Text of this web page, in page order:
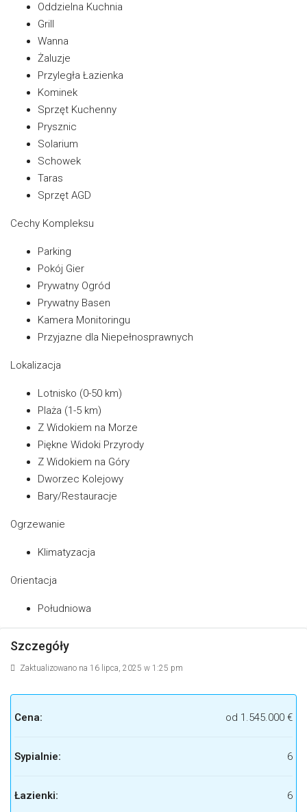
Oddzielna Kuchnia
Grill
Wanna
Żaluzje
Przyległa Łazienka
Kominek
Sprzęt Kuchenny
Prysznic
Solarium
Schowek
Taras
Sprzęt AGD
Cechy Kompleksu
Parking
Pokój Gier
Prywatny Ogród
Prywatny Basen
Kamera Monitoringu
Przyjazne dla Niepełnosprawnych
Lokalizacja
Lotnisko (0-50 km)
Plaża (1-5 km)
Z Widokiem na Morze
Piękne Widoki Przyrody
Z Widokiem na Góry
Dworzec Kolejowy
Bary/Restauracje
Ogrzewanie
Klimatyzacja
Orientacja
Południowa
Szczegóły
Zaktualizowano na 16 lipca, 2025 w 1:25 pm
Cena: od 1.545.000 €
Sypialnie: 6
Łazienki: 6